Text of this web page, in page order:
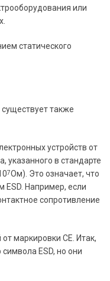
или
статического
также
устройств от
указанного в стандарте
7Ом). Это означает, что
ESD. Например, если
сопротивление
маркировки СЕ. Итак,
ESD, но они